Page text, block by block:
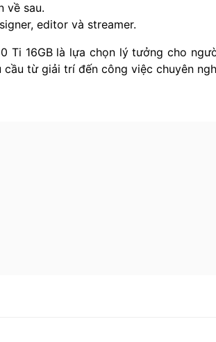
về sau.
editor và streamer.
Ti 16GB là lựa chọn lý tưởng cho
từ giải trí đến công việc chuyên